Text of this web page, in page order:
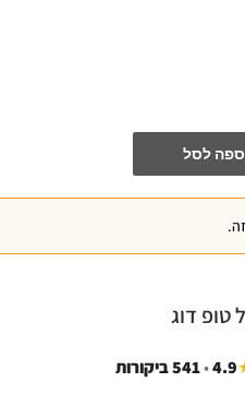
לסל
טופ דוג
4.9
•541 ביקורות